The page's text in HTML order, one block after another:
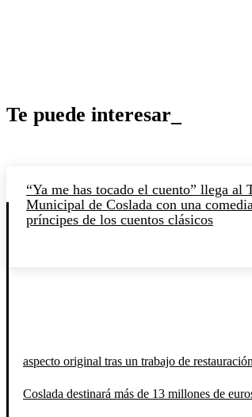
Te puede interesar_
“Ya me has tocado el cuento” llega al
Municipal de Coslada con una
príncipes de los cuentos clásicos
aspecto original tras un trabajo de restauración
Coslada destinará más de 13 millones de